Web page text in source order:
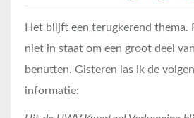
Het blijft een terugkerend thema.
niet in staat om een groot deel
benutten. Gisteren las ik de
informatie: